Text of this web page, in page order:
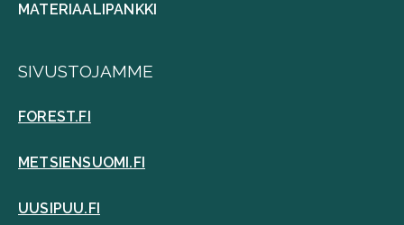
MATERIAALIPANKKI
SIVUSTOJAMME
FOREST.FI
METSIENSUOMI.FI
UUSIPUU.FI